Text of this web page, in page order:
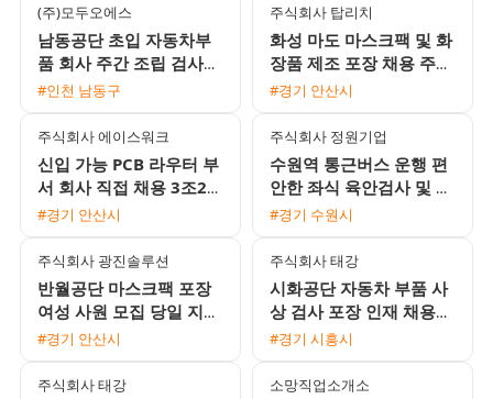
(주)모두오에스
남동공단 초입 자동차부
품 회사 주간 조립 검사
도장 채용
#인천 남동구
주식회사 탑리치
화성 마도 마스크팩 및 화
장품 제조 포장 채용 주5
일 주간고정 잔업없음 통
#경기 안산시
주식회사 에이스워크
신입 가능 PCB 라우터 부
서 회사 직접 채용 3조2교
대 모집
#경기 안산시
주식회사 정원기업
수원역 통근버스 운행 편
안한 좌식 육안검사 및 포
장 사원 모집 월 350만원
#경기 수원시
주식회사 광진솔루션
반월공단 마스크팩 포장
여성 사원 모집 당일 지급
및 통근버스 운행
#경기 안산시
주식회사 태강
시화공단 자동차 부품 사
상 검사 포장 인재 채용
(통근버스 운행, 주급 선
#경기 시흥시
주식회사 태강 소망직업소개소